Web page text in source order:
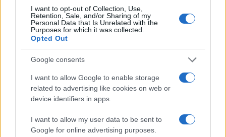
I want to opt-out of Collection, Use,
Retention, Sale, and/or Sharing of my
Personal Data that Is Unrelated with the
Purposes for which it was collected.
Opted Out
Google consents
I want to allow Google to enable storage
related to advertising like cookies on web or
device identifiers in apps.
I want to allow my user data to be sent to
Google for online advertising purposes.
copyright © 2026
Αριθμός Πιστοποίησης Μ.Η.Τ.232164